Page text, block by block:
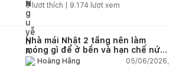
5lượt thích | 9.174 lượt xem
Nhà mái Nhật 2 tầng nên làm
móng gì để ở bền và hạn chế nứt
lún?Hoàng Hằng
05/06/2026,